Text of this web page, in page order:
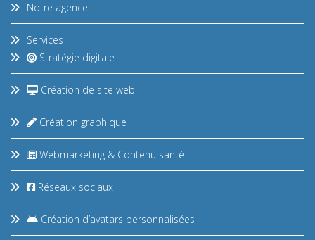
Notre agence
Services
Stratégie digitale
Création de site web
Création graphique
Webmarketing & Contenu santé
Réseaux sociaux
Création d’avatars personnalisées